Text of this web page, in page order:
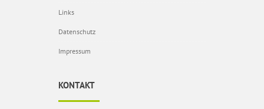
Links
Datenschutz
Impressum
KONTAKT